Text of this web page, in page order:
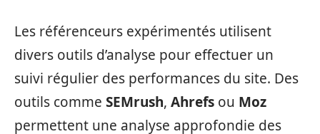
Les référenceurs expérimentés utilisent
divers outils d’analyse pour effectuer un
suivi régulier des performances du site. Des
outils comme SEMrush, Ahrefs ou Moz
permettent une analyse approfondie des